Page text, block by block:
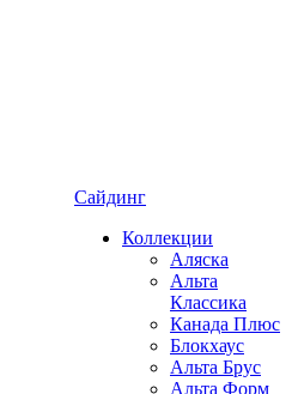
Сайдинг
Коллекции
Аляска
Альта
Классика
Канада Плюс
Блокхаус
Альта Брус
Альта Форм